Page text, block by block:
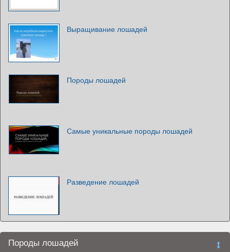
Выращивание лошадей
Породы лошадей
Самые уникальные породы лошадей
Разведение лошадей
Породы лошадей